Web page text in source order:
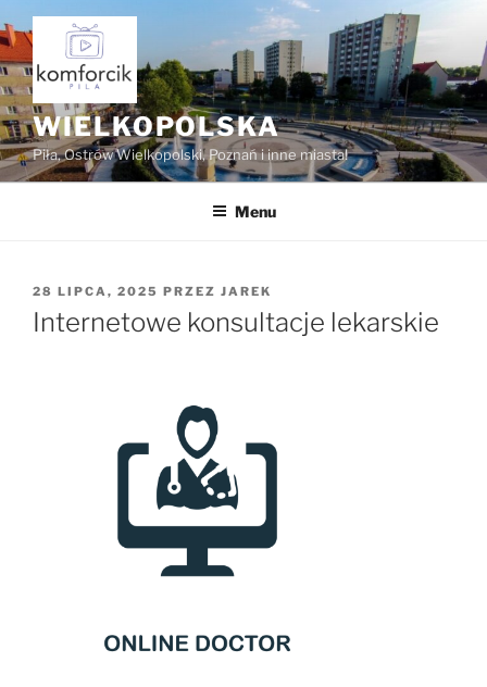
Przejdź
do
treści
WIELKOPOLSKA
Piła, Ostrów Wielkopolski, Poznań i inne miasta!
Menu
OPUBLIKOWANE
W
28 LIPCA, 2025 PRZEZ JAREK
Internetowe konsultacje lekarskie